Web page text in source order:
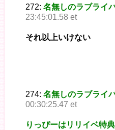
272: 名無しのラブライ
23:45:01.58 et
それ以上いけない
274: 名無しのラブライ
00:30:25.47 et
りっぴーはリリイベ特